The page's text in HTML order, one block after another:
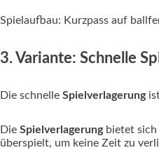
Spielaufbau: Kurzpass auf
3. Variante: Schnelle
Die schnelle Spielverlagerungist
Die Spielverlagerungbietet sich
überspielt, um keine Zeit zu